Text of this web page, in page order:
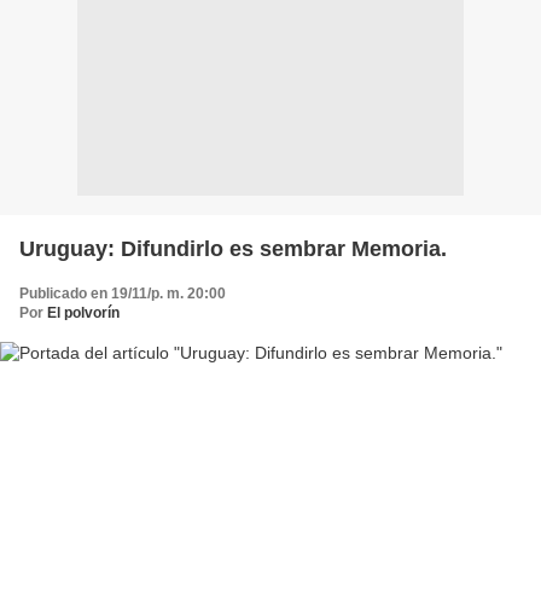
Uruguay: Difundirlo es sembrar Memoria.
Publicado en 19/11/p. m. 20:00
Por El polvorín